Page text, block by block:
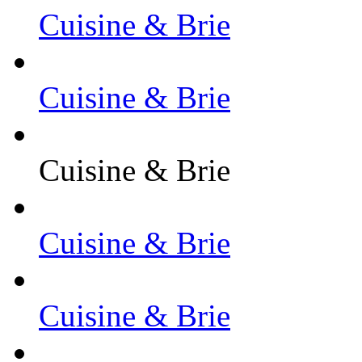
Cuisine & Brie
Cuisine & Brie
Cuisine & Brie
Cuisine & Brie
Cuisine & Brie